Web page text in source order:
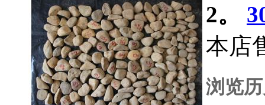
2。
本店
浏览